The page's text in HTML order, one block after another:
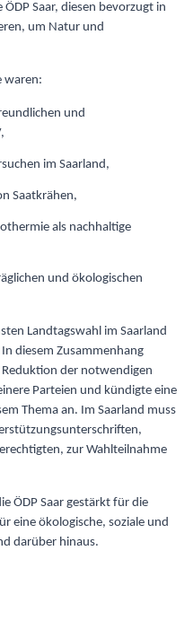
Saar, diesen bevorzugt in
um Natur und
waren:
und
im Saarland,
Saatkrähen,
als nachhaltige
und ökologischen
Landtagswahl im Saarland
diesem Zusammenhang
der notwendigen
Parteien und kündigte eine
Thema an. Im Saarland muss
zur Wahlteilnahme
ÖDP Saar gestärkt für die
eine ökologische, soziale und
darüber hinaus.